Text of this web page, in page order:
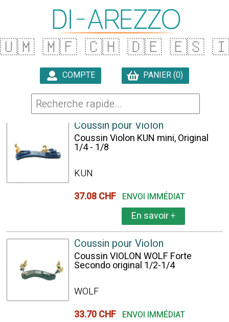
🇺🇲 🇲🇫 🇨🇭 🇩🇪 🇪🇸
COMPTE PANIER (0)
9 ARTICLES TROUVÉS
Coussin pour Violon
Coussin Violon KUN mini, Original
1/4 - 1/8
KUN
37.08 CHF ENVOI IMMÉDIAT
En savoir+
Coussin pour Violon
Coussin VIOLON WOLF Forte
Secondo original 1/2-1/4
WOLF
33.70 CHF ENVOI IMMÉDIAT